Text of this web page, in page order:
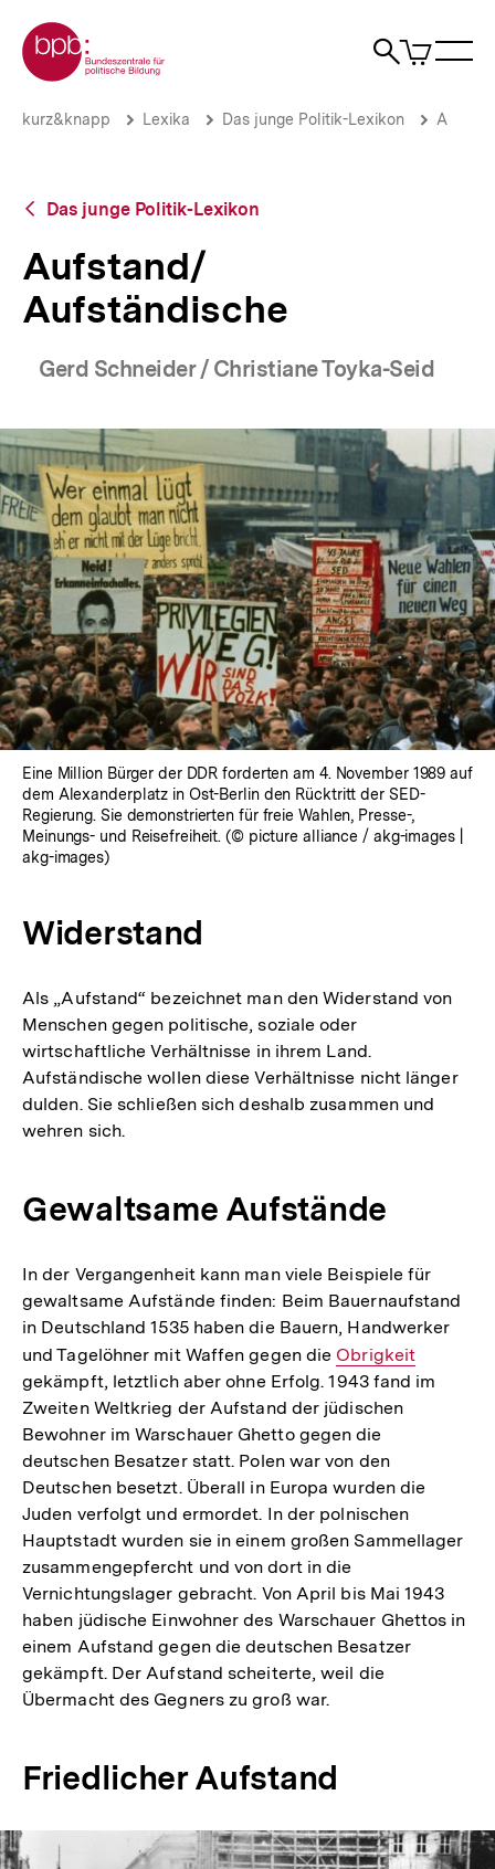
zum
Seiteninhalt
springen
Zur Startseite der bpb
Suche
Artikel
im
Aufstand/
Brotkrümelnavigation
Pfadnavigation
kurz&knapp Lexika Das junge Politik-Lexikon A
Zurück
Übersicht
Das junge Politik-Lexikon
Aufstand/
Aufständische
Gerd Schneider / Christiane Toyka-Seid
Eine Million Bürger der DDR forderten am 4. November 1989 auf
dem Alexanderplatz in Ost-Berlin den Rücktritt der SED-
Regierung. Sie demonstrierten für freie Wahlen, Presse-,
Meinungs- und Reisefreiheit. (© picture alliance / akg-images |
akg-images)
Widerstand
Als „Aufstand“ bezeichnet man den Widerstand von
Menschen gegen politische, soziale oder
wirtschaftliche Verhältnisse in ihrem Land.
Aufständische wollen diese Verhältnisse nicht länger
dulden. Sie schließen sich deshalb zusammen und
wehren sich.
Gewaltsame Aufstände
In der Vergangenheit kann man viele Beispiele für
gewaltsame Aufstände finden: Beim Bauernaufstand
in Deutschland 1535 haben die Bauern, Handwerker
und Tagelöhner mit Waffen gegen die Interner
Link:
Obrigkeit
gekämpft, letztlich aber ohne Erfolg. 1943 fand im
Zweiten Weltkrieg der Aufstand der jüdischen
Bewohner im Warschauer Ghetto gegen die
deutschen Besatzer statt. Polen war von den
Deutschen besetzt. Überall in Europa wurden die
Juden verfolgt und ermordet. In der polnischen
Hauptstadt wurden sie in einem großen Sammellager
zusammengepfercht und von dort in die
Vernichtungslager gebracht. Von April bis Mai 1943
haben jüdische Einwohner des Warschauer Ghettos in
einem Aufstand gegen die deutschen Besatzer
gekämpft. Der Aufstand scheiterte, weil die
Übermacht des Gegners zu groß war.
Friedlicher Aufstand